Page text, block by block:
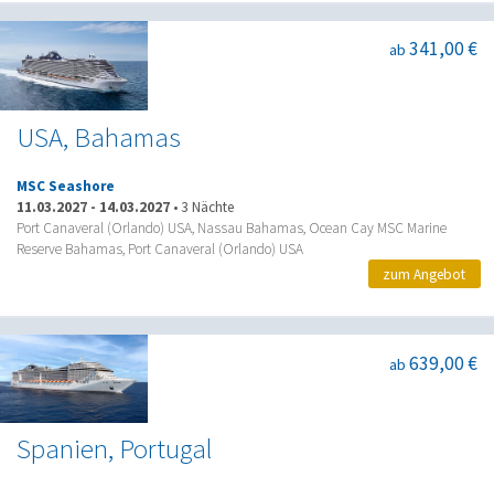
USA, Bahamas
ab 341,00 €
MSC Seashore
11.03.2027 - 14.03.2027 • 3 Nächte
Port Canaveral (Orlando) USA, Nassau Bahamas, Ocean Cay MSC Marine
Reserve Bahamas, Port Canaveral (Orlando) USA
zum Angebot
Spanien, Portugal
ab 639,00 €